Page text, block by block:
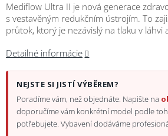
Mediflow Ultra II je nová generace
s vestavěným redukčním ústrojím. To
průtok, ktorý je nezávislý na tlaku v láhvi
Detailné informácie
NEJSTE SI JISTÍ VÝBĚREM?
Poradíme vám, než objednáte. Napište na
doporučíme vám konkrétní model podle
potřebujete. Vybavení dodáváme